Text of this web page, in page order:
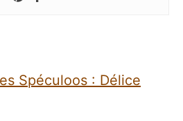
Spéculoos : Délice